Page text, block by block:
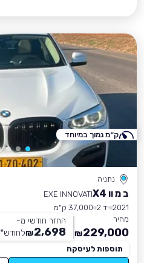
נתניה
ב מ וו X4
EXE INNOVATI
2021 יד 2
37,000 ק״מ
מחיר
229,000
₪
החזר חודשי מ-
2,698
₪לחודש*
תוספות לעיסקה
ק״מ נמוך במיוחד